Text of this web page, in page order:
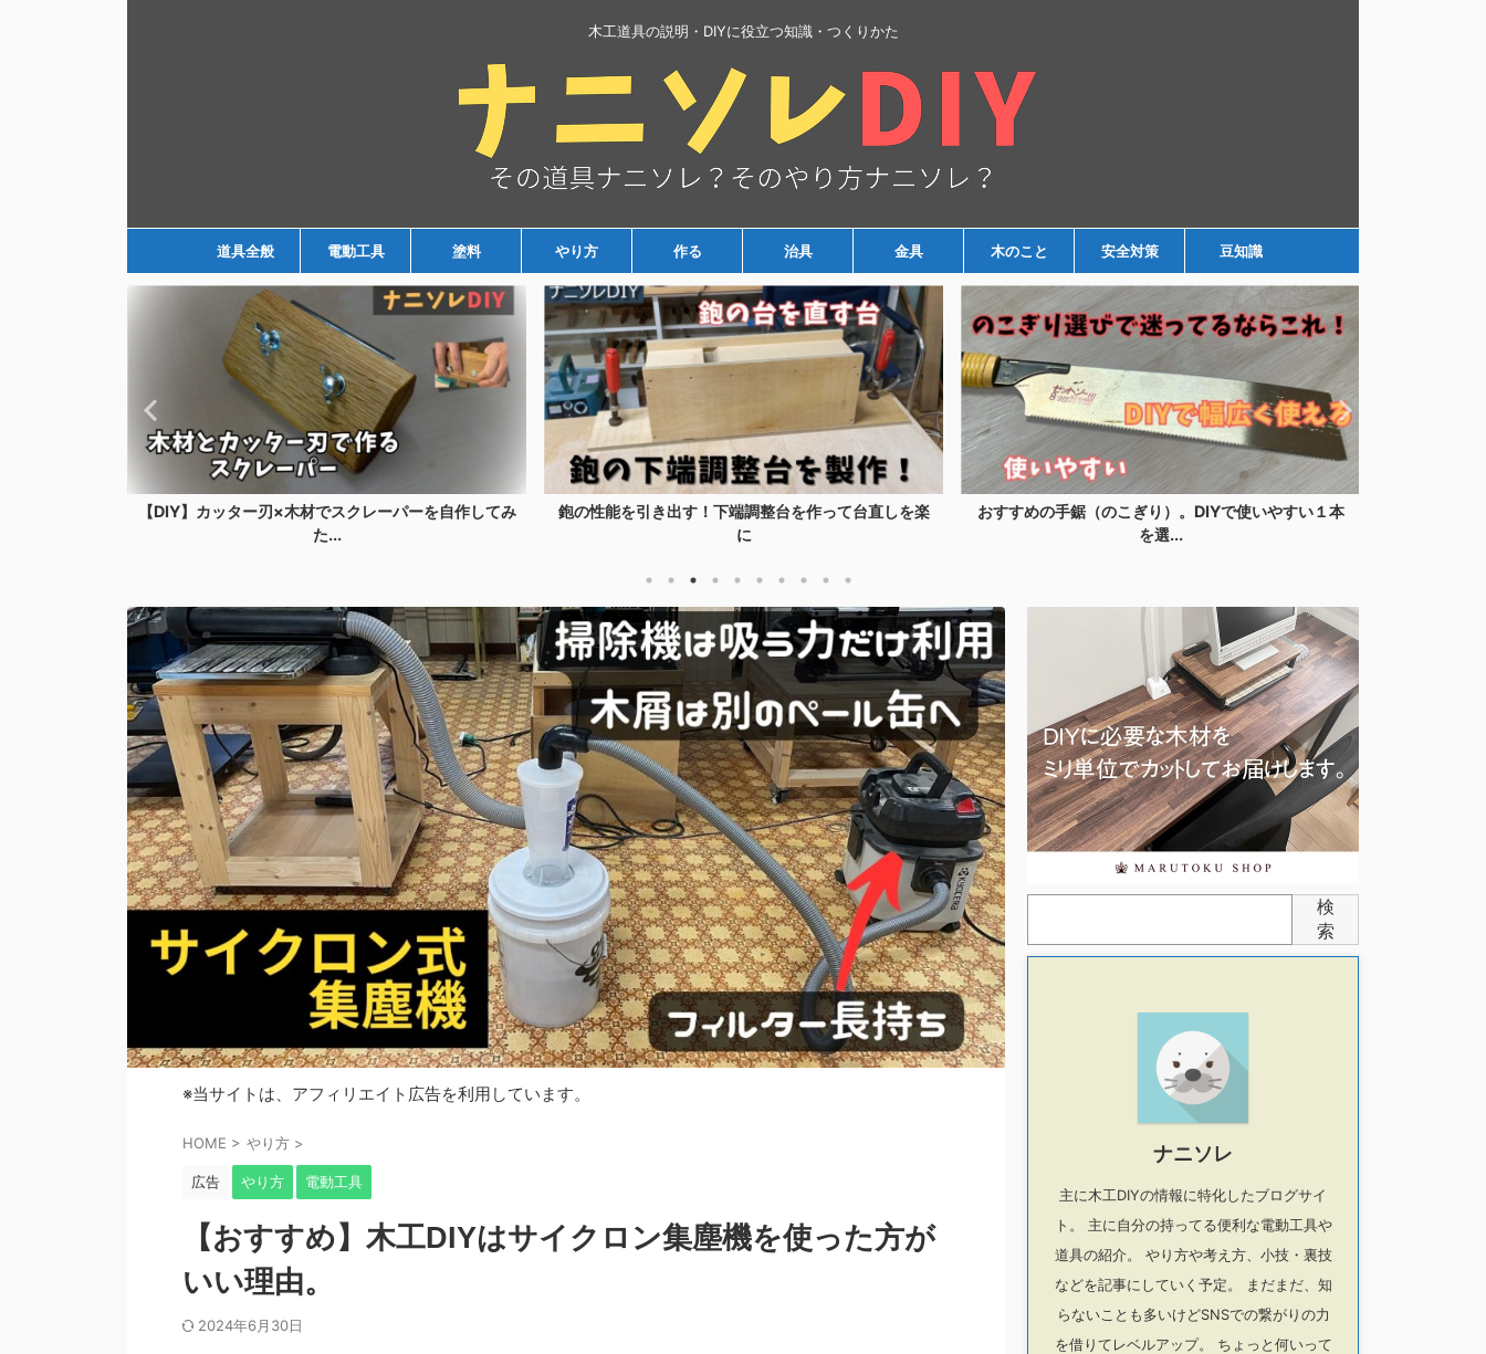
木工道具の説明・DIYに役立つ知識・つくりかた
道具全般 電動工具 塗料 やり方 作る 治具 金具 木のこと 安全対策 豆知識
【DIY】カッター刃×木材でスクレーパーを自作してみ
た...
鉋の性能を引き出す！下端調整台を作って台直しを楽
に
おすすめの手鋸（のこぎり）。DIYで使いやすい１本
を選...
※当サイトは、アフィリエイト広告を利用しています。
HOME > やり方 >
広告 やり方 電動工具
【おすすめ】木工DIYはサイクロン集塵機を使った方が
いい理由。
2024年6月30日
検
索
ナニソレ
主に木工DIYの情報に特化したブログサイ
ト。 主に自分の持ってる便利な電動工具や
道具の紹介。 やり方や考え方、小技・裏技
などを記事にしていく予定。 まだまだ、知
らないことも多いけどSNSでの繋がりの力
を借りてレベルアップ。 ちょっと何いって